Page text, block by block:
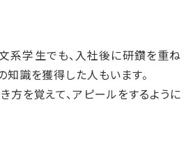
系学生でも、入社後に研鑽を重ね
知識を獲得した人もいます。
方を覚えて、アピールをするように